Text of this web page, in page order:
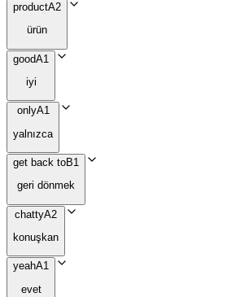
productA2
ürün
goodA1
iyi
onlyA1
yalnızca
get back toB1
geri dönmek
chattyA2
konuşkan
yeahA1
evet